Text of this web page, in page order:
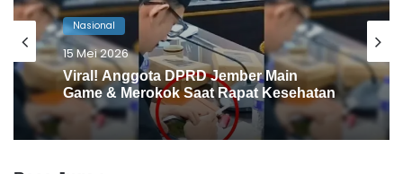
Nasional
15 Mei 2026
Viral! Anggota DPRD Jember Main
Game & Merokok Saat Rapat Kesehatan